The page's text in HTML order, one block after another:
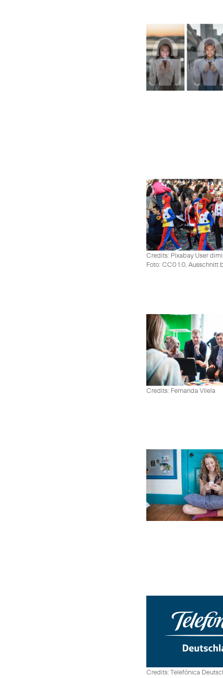
Credits: Pixabay User
Foto: CC0 1.0, Ausschnitt
Credits: Fernanda Vilela
Credits: Telefónica